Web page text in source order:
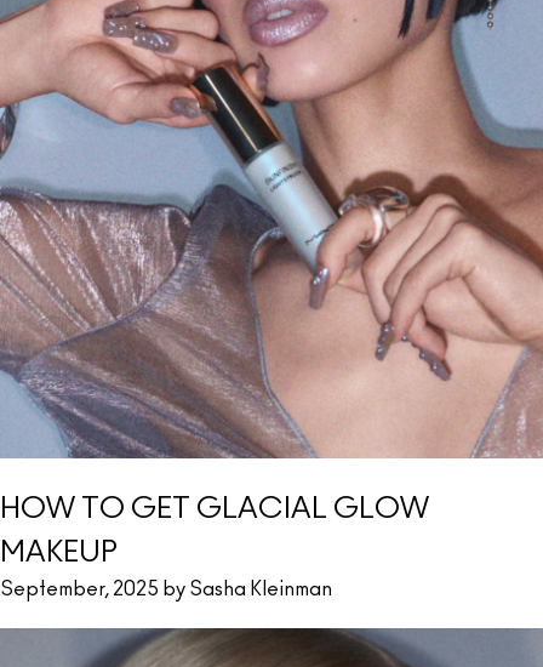
HOW TO GET GLACIAL GLOW
MAKEUP
September, 2025 by Sasha Kleinman